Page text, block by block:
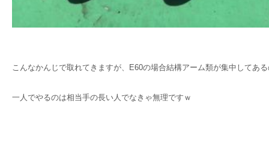
こんなかんじで取れてきますが、E60の場合結構アーム類が集中してあ
一人でやるのは相当手の長い人でなきゃ無理ですｗ